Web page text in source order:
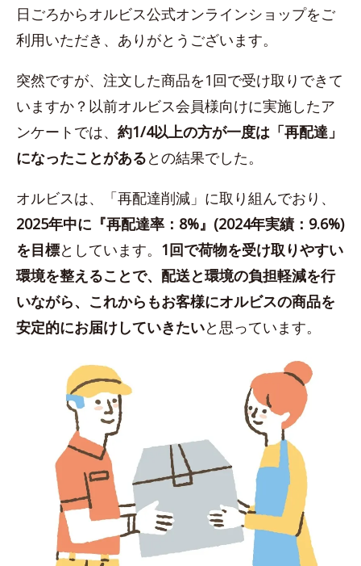
日ごろからオルビス公式オンラインショップをご
利用いただき、ありがとうございます。
突然ですが、注文した商品を1回で受け取りできて
いますか？以前オルビス会員様向けに実施したア
ンケートでは、 約1/4以上の方が一度は「再配達」
になったことがあるとの結果でした。
オルビスは、「再配達削減」に取り組んでおり、
2025年中に『再配達率：8%』(2024年実績：9.6%)
を目標としています。 1回で荷物を受け取りやすい
環境を整えることで、配送と環境の負担軽減を行
いながら、これからもお客様にオルビスの商品を
安定的にお届けしていきたいと思っています。